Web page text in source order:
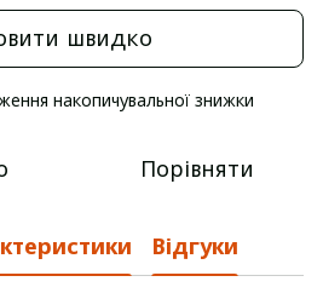
швидко
накопичувальної знижки
Порівняти
Відгуки